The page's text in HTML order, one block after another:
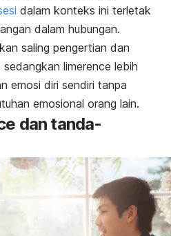
dalam konteks ini terletak
dalam hubungan.
saling pengertian dan
sedangkan limerence lebih
emosi diri sendiri tanpa
emosional orang lain.
dan tanda-